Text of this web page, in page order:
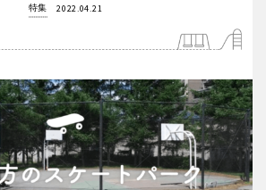
史・文化財 日本庭園
ローラー滑り台 植物園 夜景スポット
プレーパーク 美術館 公園グルメ
屋根付き遊び場 花菖蒲 キャンプ場
ットゴール ライトアップ イルミネーション
動物園・ふれあい
日本庭園
さくら名所100公園
アスレチックコース
特集 2022.04.21